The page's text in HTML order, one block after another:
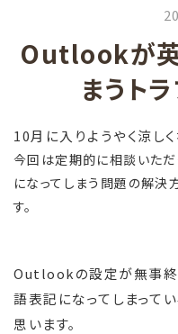
Outlookが英
まうト
10月に入りようやく涼しく
今回は定期的に相談いた
になってしまう問題の解決
す。
Outlookの設定が無事終
語表記になってしまって
思います。